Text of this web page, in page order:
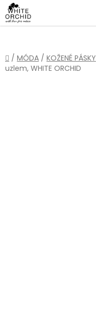
Přejít
na
obsah
Domů
/ MÓDA / KOŽENÉ PÁSKY
uzlem, WHITE ORCHID